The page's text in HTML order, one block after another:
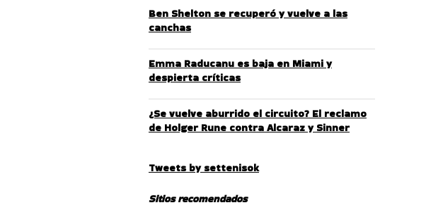
Ben Shelton se recuperó y vuelve a las
canchas
Emma Raducanu es baja en Miami y
despierta críticas
¿Se vuelve aburrido el circuito? El reclamo
de Holger Rune contra Alcaraz y Sinner
Tweets by settenisok
Sitios recomendados